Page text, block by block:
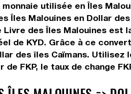
utilisée en Îles
Îles Malouines en Dollar
des Îles Malouines est
de KYD. Grâce à ce
des îles Caïmans.
FKP, le taux de change